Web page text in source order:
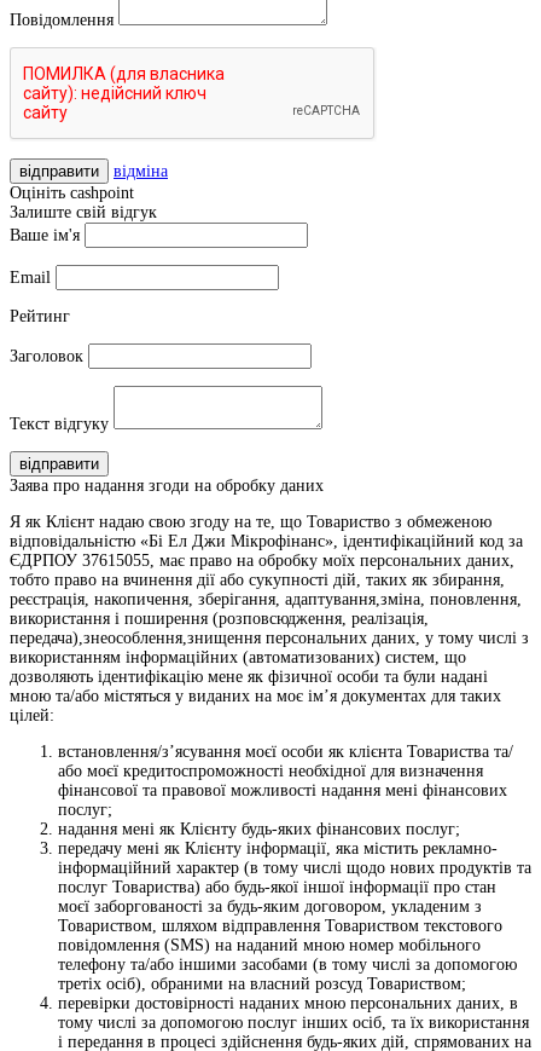
Повідомлення
відправити
відміна
Оцініть cashpoint
Залиште свій відгук
Ваше ім'я
Email
Рейтинг
Заголовок
Текст відгуку
відправити
Заява про надання згоди на обробку даних
Я як Клієнт надаю свою згоду на те, що Товариство з обмеженою
відповідальністю «Бі Ел Джи Мікрофінанс», ідентифікаційний код за
ЄДРПОУ 37615055, має право на обробку моїх персональних даних,
тобто право на вчинення дії або сукупності дій, таких як збирання,
реєстрація, накопичення, зберігання, адаптування,зміна, поновлення,
використання і поширення (розповсюдження, реалізація,
передача),знеособлення,знищення персональних даних, у тому числі з
використанням інформаційних (автоматизованих) систем, що
дозволяють ідентифікацію мене як фізичної особи та були надані
мною та/або містяться у виданих на моє ім’я документах для таких
цілей:
встановлення/з’ясування моєї особи як клієнта Товариства та/
або моєї кредитоспроможності необхідної для визначення
фінансової та правової можливості надання мені фінансових
послуг;
надання мені як Клієнту будь-яких фінансових послуг;
передачу мені як Клієнту інформації, яка містить рекламно-
інформаційний характер (в тому числі щодо нових продуктів та
послуг Товариства) або будь-якої іншої інформації про стан
моєї заборгованості за будь-яким договором, укладеним з
Товариством, шляхом відправлення Товариством текстового
повідомлення (SMS) на наданий мною номер мобільного
телефону та/або іншими засобами (в тому числі за допомогою
третіх осіб), обраними на власний розсуд Товариством;
перевірки достовірності наданих мною персональних даних, в
тому числі за допомогою послуг інших осіб, та їх використання
і передання в процесі здійснення будь-яких дій, спрямованих на